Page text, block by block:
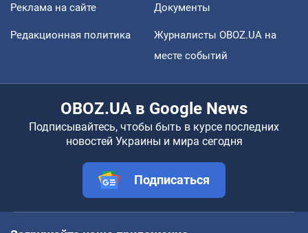
Реклама на сайте Документы
Редакционная политика
Журналисты OBOZ.UA на
месте событий
OBOZ.UA в Google News
Подписывайтесь, чтобы быть в курсе последних
новостей Украины и мира сегодня
Подписаться